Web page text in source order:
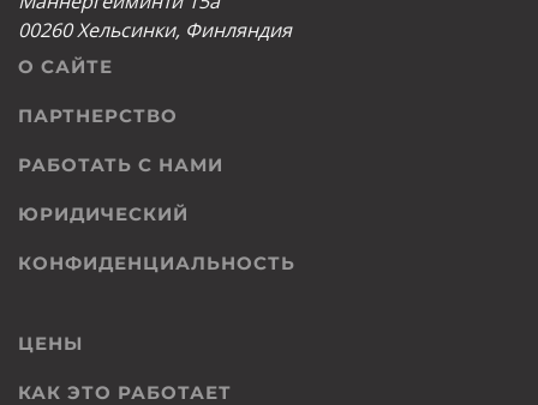
00260 Хельсинки, Финляндия
О САЙТЕ
ПАРТНЕРСТВО
РАБОТАТЬ С НАМИ
ЮРИДИЧЕСКИЙ
КОНФИДЕНЦИАЛЬНОСТЬ
ЦЕНЫ
КАК ЭТО РАБОТАЕТ